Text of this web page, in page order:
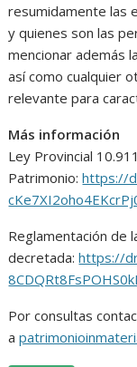
resumidamente las
y quienes son las
mencionar además
así como cualquier
relevante para
Más información
Ley Provincial
Patrimonio:https://
Reglamentación de
decretada:https://
Por consultas
a